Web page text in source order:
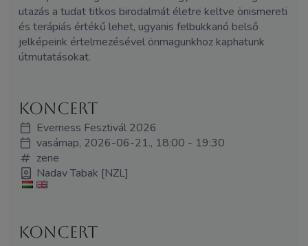
utazás a tudat titkos birodalmát életre keltve önismereti
és terápiás értékű lehet, ugyanis felbukkanó belső
jelképeink értelmezésével önmagunkhoz kaphatunk
útmutatásokat.
Koncert
Everness Fesztivál 2026
vasárnap, 2026-06-21., 18:00 - 19:30
zene
Nadav Tabak [NZL]
Koncert